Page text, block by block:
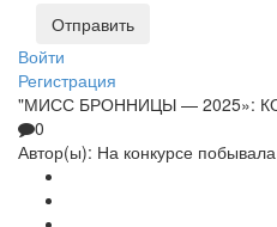
Войти
Регистрация
"МИСС БРОННИЦЫ — 2025»:
0
Автор(ы): На конкурсе